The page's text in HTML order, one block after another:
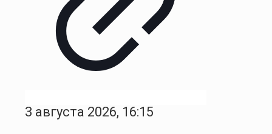
3 августа 2026, 16:15